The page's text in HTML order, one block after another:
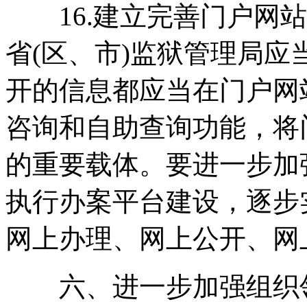
16.建立完善门户网站
省(区、市)监狱管理局应
开的信息都应当在门户
咨询和自助查询功能，
的重要载体。要进一步
执行办案平台建设，逐
网上办理、网上公开、
六、进一步加强组织